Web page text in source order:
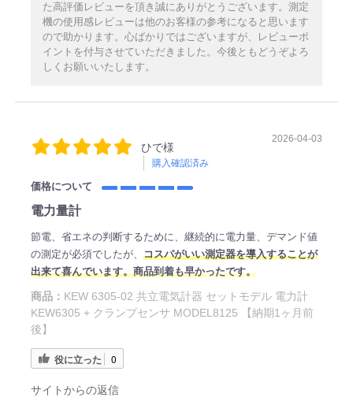
た高評価レビューを頂き誠にありがとうございます。測定
機の使用感レビューは他のお客様の参考になると思います
ので助かります。心ばかりではございますが、レビューポ
イントを付与させていただきました。今後ともどうぞよろ
しくお願いいたします。
ひで様
購入確認済み
2026-04-03
価格について
電力量計
節電、省エネの判断するために、継続的に電力量、デマンド値
の測定が必須でしたが、 コスパがいい測定器を導入することが
出来て喜んでいます。商品到着も早かったです。
商品： KEW 6305-02 共立電気計器 セットモデル 電力計
KEW6305 + クランプセンサ MODEL8125 【納期1ヶ月前
後】
役に立った 0
サイトからの返信